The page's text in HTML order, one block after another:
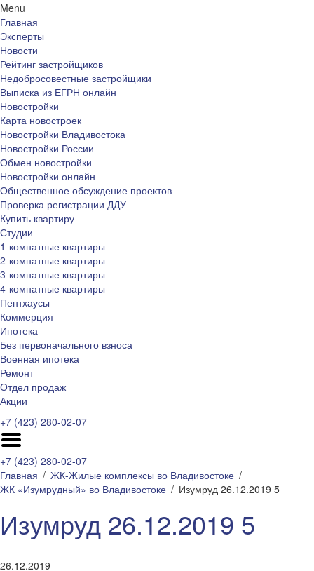
Menu
Главная
Эксперты
Новости
Рейтинг застройщиков
Недобросовестные застройщики
Выписка из ЕГРН онлайн
Новостройки
Карта новостроек
Новостройки Владивостока
Новостройки России
Обмен новостройки
Новостройки онлайн
Общественное обсуждение проектов
Проверка регистрации ДДУ
Купить квартиру
Студии
1-комнатные квартиры
2-комнатные квартиры
3-комнатные квартиры
4-комнатные квартиры
Пентхаусы
Коммерция
Ипотека
Без первоначального взноса
Военная ипотека
Ремонт
Отдел продаж
Акции
+7 (423) 280-02-07
+7 (423) 280-02-07
Главная
ЖК-Жилые комплексы во Владивостоке
ЖК «Изумрудный» во Владивостоке
Изумруд 26.12.2019 5
Изумруд 26.12.2019 5
26.12.2019